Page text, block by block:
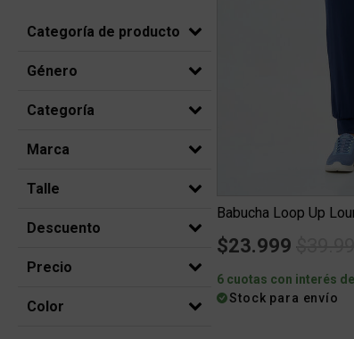
Categoría de producto
Género
Categoría
Marca
Talle
Descuento
Precio
Color
$23.999
6 cuotas con interés
Stock para envío